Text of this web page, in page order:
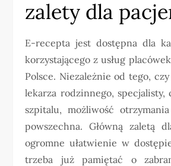
zalety dla
E-recepta jest dostępna dla
korzystającego z usług
Polsce. Niezależnie od tego,
lekarza rodzinnego,
szpitalu, możliwość
powszechna. Główną zaletą
ogromne ułatwienie w
trzeba już pamiętać o